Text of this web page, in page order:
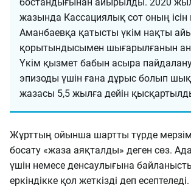
жазында Кассациялық сот оның ісін
Аманбаевқа қатысты үкім нақты
қорытындысымен шығарылғанын
Үкім қызмет бабын асыра
эпизоды үшін ғана дұрыс болып
жазасы 5,5 жылға дейін
Жұрттың ойынша шартты түрде
босату «жаза аяқталды» деген сөз. Адам
үшін немесе денсаулығына
еркіндікке қол жеткізді деп